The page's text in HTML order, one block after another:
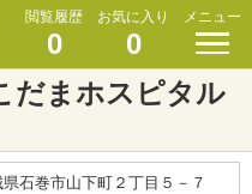
閲覧履歴
0
お気に入り
0
メニュー
だまホスピタル
石巻市山下町２丁目５－７